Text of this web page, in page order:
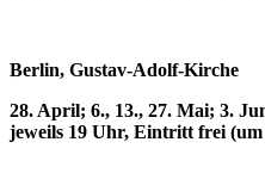
Berlin, Gustav-Adolf-Kirche
28. April; 6., 13., 27. Mai; 3.
jeweils 19 Uhr, Eintritt frei (um